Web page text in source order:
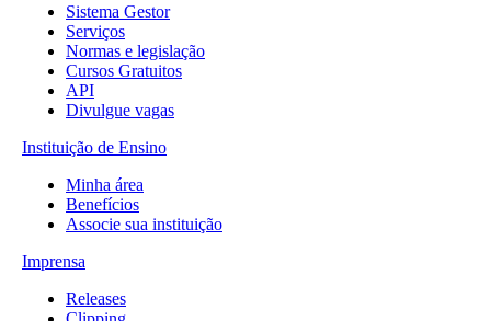
Sistema Gestor
Serviços
Normas e legislação
Cursos Gratuitos
API
Divulgue vagas
Instituição de Ensino
Minha área
Benefícios
Associe sua instituição
Imprensa
Releases